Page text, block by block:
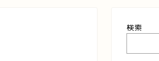
検索